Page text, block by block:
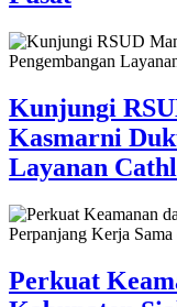
Kunjungi
Kasmarni
Layanan
Perkuat